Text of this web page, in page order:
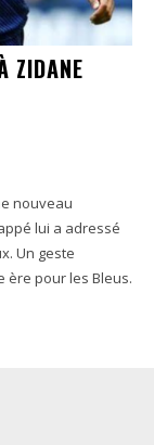
ZIDANE
nouveau
lui a adressé
Un geste
ère pour les Bleus.